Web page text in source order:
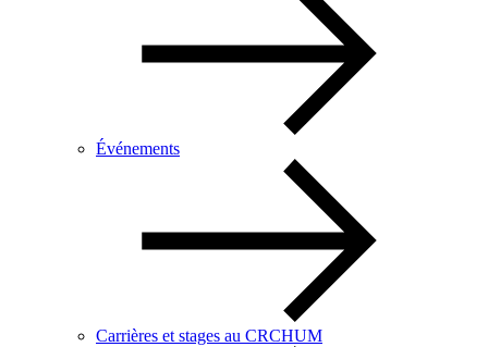
Événements
Carrières et stages au CRCHUM